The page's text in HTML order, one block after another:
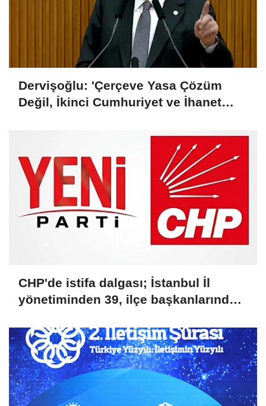
Dervişoğlu: 'Çerçeve Yasa Çözüm
Değil, İkinci Cumhuriyet ve İhanet
CHP'de istifa dalgası; İstanbul İl
yönetiminden 39, ilçe başkanlarından